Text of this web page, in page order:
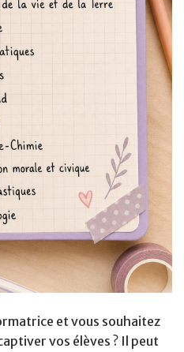
et vous souhaitez
vos élèves ? Il peut